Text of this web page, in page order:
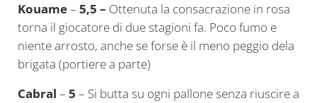
Kouame– 5,5 – Ottenuta la consacrazione in rosa
torna il giocatore di due stagioni fa. Poco fumo e
niente arrosto, anche se forse è il meno peggio dela
brigata (portiere a parte)
Cabral – 5 – Si butta su ogni pallone senza riuscire a